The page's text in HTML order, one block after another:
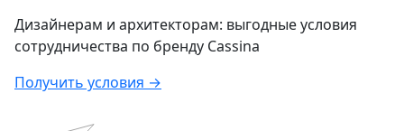
Дизайнерам и архитекторам: выгодные условия
сотрудничества по бренду Cassina
Получить условия →